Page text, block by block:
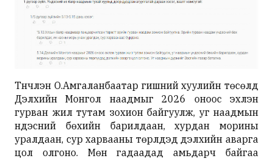
Түүнчлэн О.Амгаланбаатар гишүүний хуулийн төсөлд
Дэлхийн Монгол наадмыг 2026 оноос эхлэн
гурван жил тутам зохион байгуулж, уг наадмын
үндэсний бөхийн барилдаан, хурдан морины
уралдаан, сур харвааны төрлүүдэд дэлхийн аварга
цол олгоно. Мөн гадаадад амьдарч байгаа